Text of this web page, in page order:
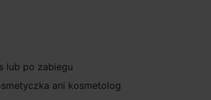
lub po zabiegu
ani kosmetolog